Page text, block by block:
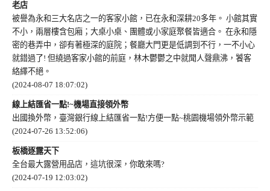
老店
被譽為永和三大名店之一的客家小館，已在永和深耕20多年。 小館其實
不小，兩層樓含包廂；大桌小桌、團體或小家庭聚餐皆適合。 在永和隱
密的巷弄中，卻有著極深的庭院；餐廳大門更是低調到不行，一不小心
就錯過了! 但繞過客家小館的前庭，林木鬱鬱之中就聞人聲鼎沸，饕客
絡繹不絕。
(2024-08-07 18:07:02)
線上結匯省一點!~機場直接領外幣
出國換外幣，臺灣銀行線上結匯省一點!方便一點~桃園機場領外幣示範
(2024-07-26 13:52:06)
板橋逐露天下
全台最大露營用品店，這坑很深，你敢來嗎?
(2024-07-19 12:03:02)